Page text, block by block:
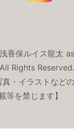
保ルイス龍太
Rights Reserved.
真・イラストなど
等を禁じます】